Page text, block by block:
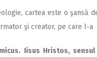
cartea este o şansă
şi creator, pe care l-a
Iisus Hristos,